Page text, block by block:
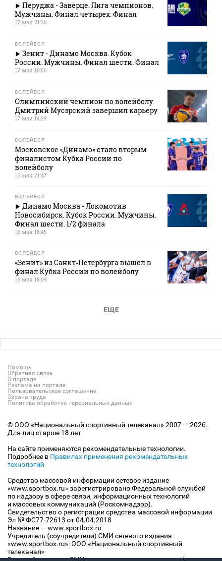
Перуджа - Заверце. Лига чемпионов.
Мужчины. Финал четырех. Финал
17 мая 21:20
ВОЛЕЙБОЛ
Зенит - Динамо Москва. Кубок
России. Мужчины. Финал шести. Финал
17 мая 18:50
ВОЛЕЙБОЛ
Олимпийский чемпион по волейболу
Дмитрий Мусэрский завершил карьеру
17 мая 14:29
ВОЛЕЙБОЛ
Московское «Динамо» стало вторым
финалистом Кубка России по
волейболу
16 мая 21:47
ВОЛЕЙБОЛ
Динамо Москва - Локомотив
Новосибирск. Кубок России. Мужчины.
Финал шести. 1/2 финала
16 мая 18:45
ВОЛЕЙБОЛ
«Зенит» из Санкт‑Петербурга вышел в
финал Кубка России по волейболу
16 мая 18:09
ЕЩЕ
Помощь
Обратная связь
О портале
Реклама на портале
Пользовательское соглашение
Охрана труда
Политика обработки персональных данных
© ООО «Национальный спортивный телеканал» 2007 — 2026.
Для лиц старше 18 лет
На сайте применяются рекомендательные технологии.
Подробнее в Правилах применения рекомендательных
технологий
Средство массовой информации сетевое издание
«www.sportbox.ru» зарегистрировано Федеральной службой
по надзору в сфере связи, информационных технологий
и массовых коммуникаций (Роскомнадзор).
Свидетельство о регистрации средства массовой информации
Эл № ФС77-72613 от 04.04.2018
Название — www.sportbox.ru
Учредитель (соучредители) СМИ сетевого издания
«www.sportbox.ru»: ООО «Национальный спортивный
телеканал»